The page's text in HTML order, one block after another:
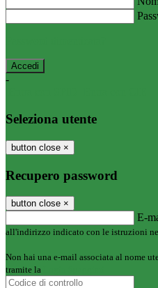
-
Seleziona utente
button close ×
Recupero password
button close ×
E-
all'indirizzo indicato con le istruzioni
Non hai una e-mail associata al nome
tramite la